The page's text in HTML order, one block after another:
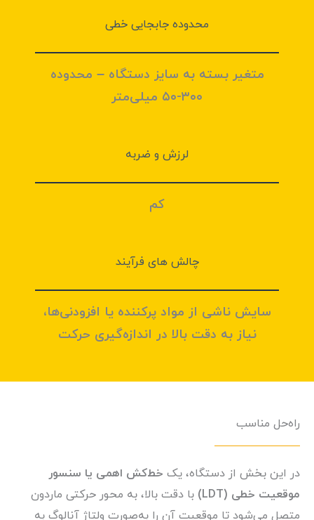
محدوده جابجایی خطی
متغیر بسته به سایز دستگاه – محدوده
۳۰۰-۵۰ میلی‌متر
لرزش و ضربه
کم
چالش های فرآيند
سایش ناشی از مواد پرکننده یا افزودنی‌ها،
نیاز به دقت بالا در اندازه‌گیری حرکت
راه‌حل مناسب
در این بخش از دستگاه، یک خط‌کش اهمی یا سنسور
موقعیت خطی (LDT)
با دقت بالا، به محور حرکتی ماردون
متصل می‌شود تا موقعیت آن را به‌صورت ولتاژ آنالوگ به